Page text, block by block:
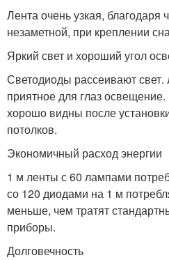
Лента очень узкая, благодаря
незаметной, при креплении
Яркий свет и хороший угол
Светодиоды рассеивают свет.
приятное для глаз
хорошо видны после
потолков.
Экономичный расход энергии
1 м ленты с 60 лампами
со 120 диодами на 1 м
меньше, чем тратят
приборы.
Долговечность